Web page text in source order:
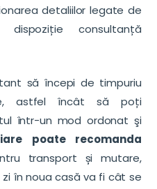
detaliilor legate de
consultanță
să începi de timpuriu
astfel încât să poți
într-un mod ordonat şi
poate recomanda
transport și mutare,
în noua casă va fi cât se